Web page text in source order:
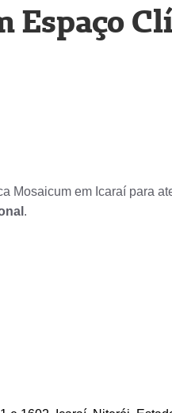
Espaço
Mosaicum em Icaraí para
.